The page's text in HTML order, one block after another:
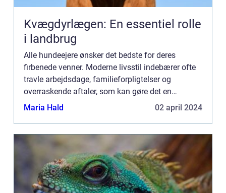
Kvægdyrlægen: En essentiel rolle
i landbrug
Alle hundeejere ønsker det bedste for deres
firbenede venner. Moderne livsstil indebærer ofte
travle arbejdsdage, familieforpligtelser og
overraskende aftaler, som kan gøre det en
udfordring at tilbyde sin hund tilstrækkelig...
Maria Hald 02 april 2024